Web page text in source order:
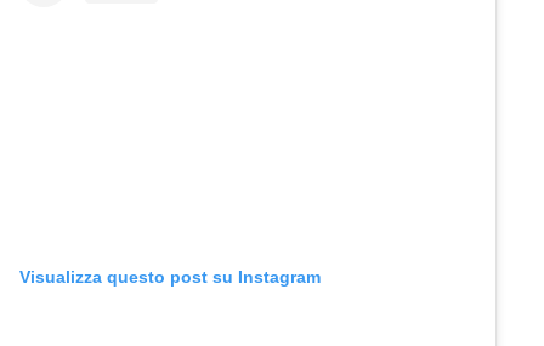
Visualizza questo post su Instagram